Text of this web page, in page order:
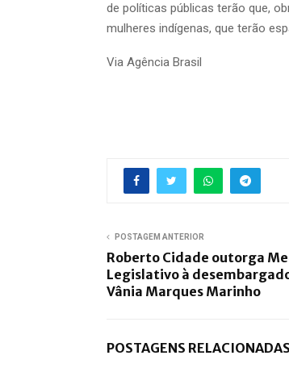
de políticas públicas terão que,
mulheres indígenas, que terão
Via Agência Brasil
POSTAGEM ANTERIOR
Roberto Cidade outorga
Legislativo à
Vânia Marques Marinho
POSTAGENS RELACIONADAS